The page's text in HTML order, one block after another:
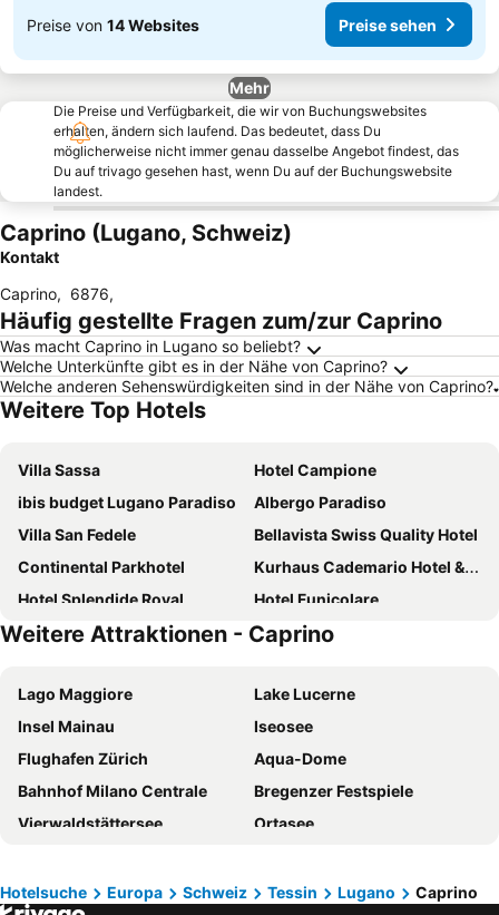
Preise von 14 Websites Preise sehen
Mehr
Die Preise und Verfügbarkeit, die wir von Buchungswebsites
erhalten, ändern sich laufend. Das bedeutet, dass Du
möglicherweise nicht immer genau dasselbe Angebot findest, das
Du auf trivago gesehen hast, wenn Du auf der Buchungswebsite
landest.
Caprino (Lugano, Schweiz)
Kontakt
Caprino, 6876,
Häufig gestellte Fragen zum/zur Caprino
Was macht Caprino in Lugano so beliebt?
Welche Unterkünfte gibt es in der Nähe von Caprino?
Welche anderen Sehenswürdigkeiten sind in der Nähe von Caprino?
Weitere Top Hotels
Villa Sassa
Hotel Campione
ibis budget Lugano Paradiso
Albergo Paradiso
Villa San Fedele
Bellavista Swiss Quality Hotel
Continental Parkhotel
Kurhaus Cademario Hotel & Spa
Hotel Splendide Royal
Hotel Funicolare
Parco San Marco Lifestyle Beach Resort
Hotel Lenno
UNAHOTELS Varese
Hotel Internazionale Luino
International au Lac Historic Lakeside Hotel
Sheraton Lake Como Hotel
Caroline Hotel
Villa d'Este
Hotel De La Paix
Relais Villa Porta
Hotel Delfino Lugano
Hotel Montegrino Lakeview
Hotel Corte Santa Libera
Suitenhotel Parco Paradiso
Weitere Attraktionen - Caprino
Lago Maggiore
Lake Lucerne
Insel Mainau
Iseosee
Flughafen Zürich
Aqua-Dome
Bahnhof Milano Centrale
Bregenzer Festspiele
Vierwaldstättersee
Ortasee
Gardaland
Luganersee
Hotelsuche Europa Schweiz Tessin Lugano Caprino